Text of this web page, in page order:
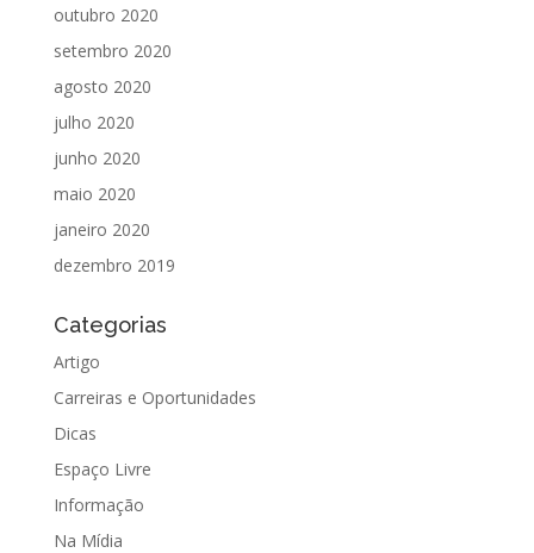
outubro 2020
setembro 2020
agosto 2020
julho 2020
junho 2020
maio 2020
janeiro 2020
dezembro 2019
Categorias
Artigo
Carreiras e Oportunidades
Dicas
Espaço Livre
Informação
Na Mídia